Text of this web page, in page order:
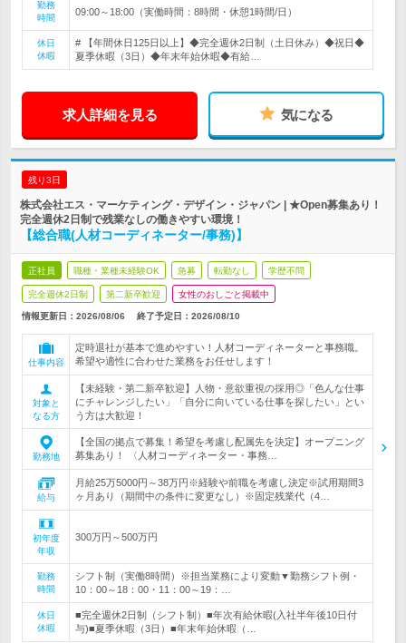
勤務
時間
09:00～18:00（実働時間：8時間・休憩1時間/日）
休日
休暇
# 【年間休日125日以上】◆完全週休2日制（土日休み）◆祝日◆
夏季休暇（3日）◆年末年始休暇◆有給…
求人詳細を見る 気になる
残り3日
株式会社エス・マーケティング・デザイン・ジャパン | ★Open募集あり！
完全週休2日制で残業なしの働きやすい環境！
【総合職(人材コーディネーター/事務)】
正社員 職種・業種未経験OK 急募 転勤なし 学歴不問
完全週休2日制 第二新卒歓迎 女性のおしごと掲載中
情報更新日：2026/08/06 終了予定日： 2026/08/10
仕事内容
定時退社が基本で進めやすい！人材コーディネーターと事務職。
希望や適性に合わせた業務をお任せします！
対象と
なる方
【未経験・第二新卒歓迎】人物・意欲重視の採用◎「色んな仕事
にチャレンジしたい」「自分に向いている仕事を探したい」とい
う方は大歓迎！
勤務地
【全国の拠点で募集！希望を考慮し配属先を決定】オープニング
募集あり！ 〈人材コーディネーター・事務…
給与
月給25万5000円～38万円※経験や前職を考慮し決定※試用期間3
ヶ月あり（期間中の条件に変更なし）※固定残業代（4…
初年度
年収
300万円～500万円
勤務
時間
シフト制（実働8時間）※担当業務により変動▼勤務シフト例・
10：00～18：00・11：00～19：…
休日
休暇
■完全週休2日制（シフト制）■年次有給休暇(入社半年後10日付
与)■夏季休暇（3日）■年末年始休暇（…